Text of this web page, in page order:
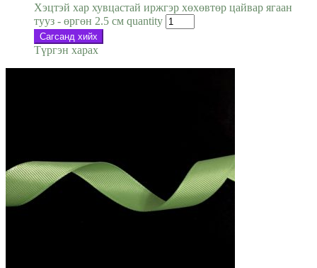
Хэцтэй хар хувцастай иржгэр хөхөвтөр цайвар ягаан
тууз - өргөн 2.5 см quantity
Сагсанд хийх
Түргэн харах